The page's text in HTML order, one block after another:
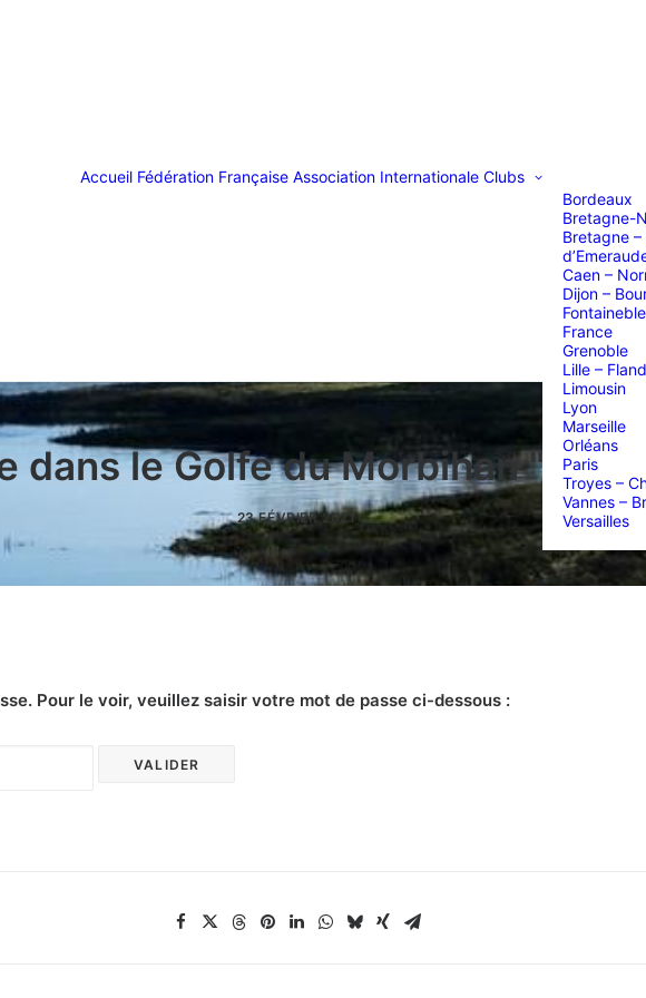
Accueil Fédération Française Association Internationale Clubs
Bordeaux
Bretagne-
Bretagne –
Caen –
Dijon –
France
Grenoble
Lille –
Limousin
Lyon
Marseille
Orléans
Paris
Troyes –
Vannes –
Versailles
dans le Golfe du Morbihan
23 FÉVRIER 2021
Pour le voir, veuillez saisir votre mot de passe ci-dessous :